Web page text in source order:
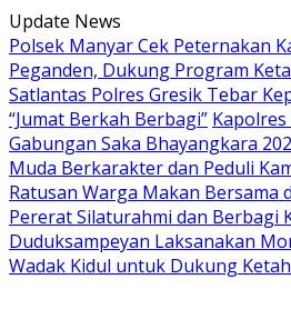
Langsung
ke
konten
Update News
Polsek Manyar Cek Peternakan
Peganden, Dukung Program
Satlantas Polres Gresik Tebar
“Jumat Berkah Berbagi”
Gabungan Saka Bhayangkara
Muda Berkarakter dan Peduli
Ratusan Warga Makan Bersama
Pererat Silaturahmi dan Berbagi
Duduksampeyan Laksanakan
Wadak Kidul untuk Dukung